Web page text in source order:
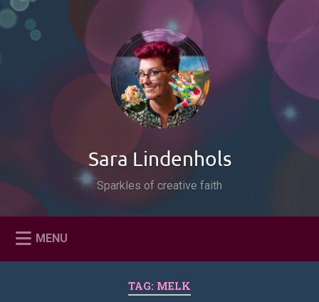
Naar
inhoud
Zoeken
Sara Lindenhols
Sparkles of creative faith
MENU
TAG: MELK